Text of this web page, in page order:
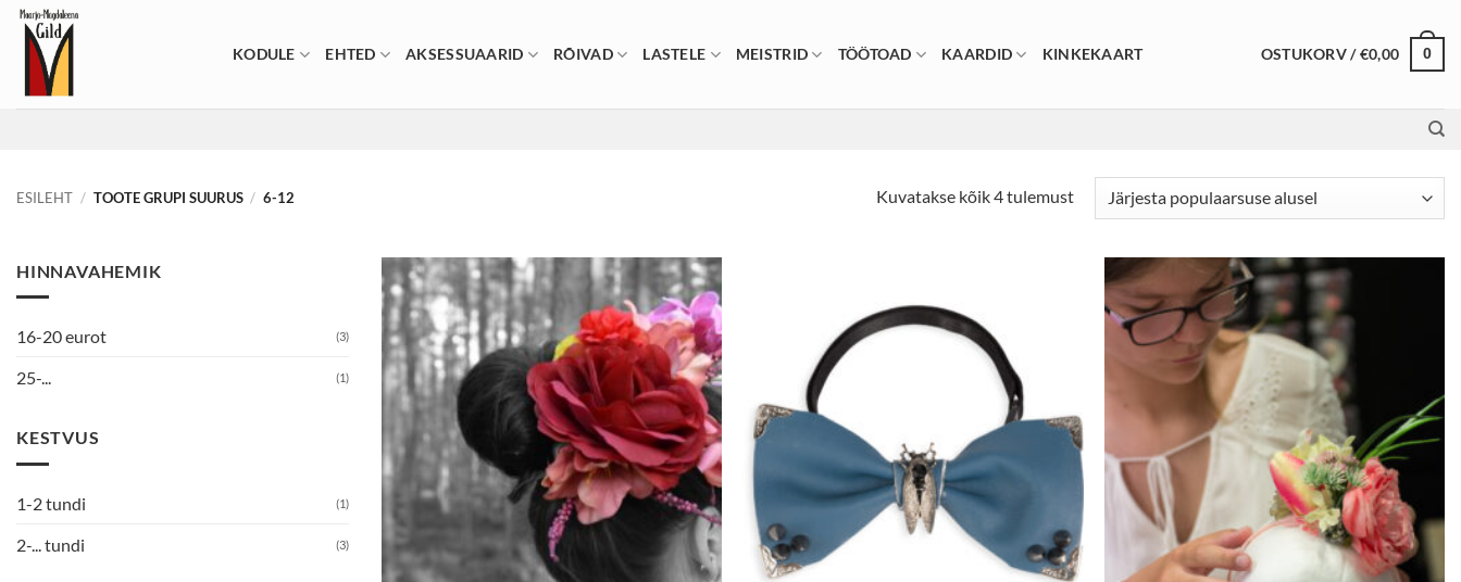
Skip
content
KODULE EHTED AKSESSUAARID RÕIVAD LASTELE MEISTRID TÖÖTOAD KAARDID KINKEKAART OSTUKORV /€0,00 0
ESILEHT / TOOTE GRUPI SUURUS / 6-12 Kuvatakse kõik 4 tulemustSorted
HINNAVAHEMIK
16-20 eurot (3)
25-... (1)
KESTVUS
1-2 tundi (1)
2-... tundi (3)